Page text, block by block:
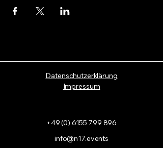
Datenschutzerklärung
Impressum
+49 (0) 6155 799 896
info@n17.events